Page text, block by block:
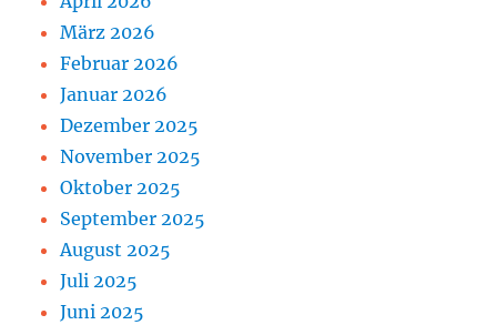
März 2026
Februar 2026
Januar 2026
Dezember 2025
November 2025
Oktober 2025
September 2025
August 2025
Juli 2025
Juni 2025